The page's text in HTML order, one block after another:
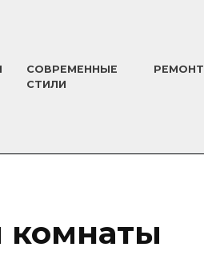
СОВРЕМЕННЫЕ
СТИЛИ
РЕМОНТ
комнаты